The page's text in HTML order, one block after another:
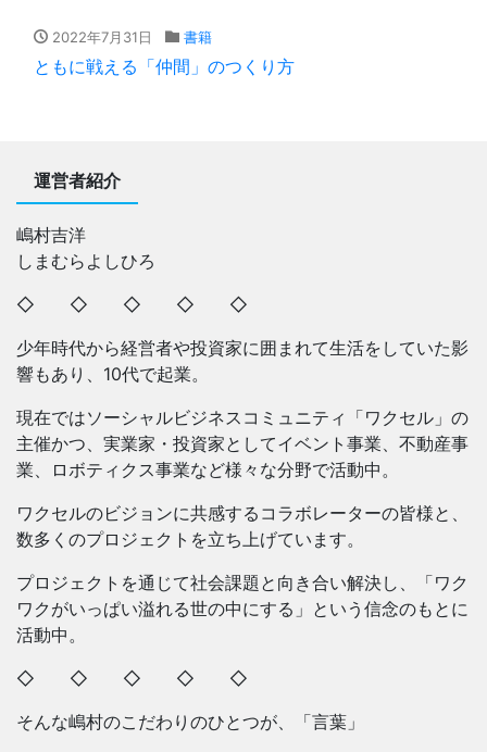
2022年7月31日 書籍
ともに戦える「仲間」のつくり方
運営者紹介
嶋村吉洋
しまむらよしひろ
◇ ◇ ◇ ◇ ◇
少年時代から経営者や投資家に囲まれて生活をしていた影
響もあり、10代で起業。
現在ではソーシャルビジネスコミュニティ「ワクセル」の
主催かつ、実業家・投資家としてイベント事業、不動産事
業、ロボティクス事業など様々な分野で活動中。
ワクセルのビジョンに共感するコラボレーターの皆様と、
数多くのプロジェクトを立ち上げています。
プロジェクトを通じて社会課題と向き合い解決し、「ワク
ワクがいっぱい溢れる世の中にする」という信念のもとに
活動中。
◇ ◇ ◇ ◇ ◇
そんな嶋村のこだわりのひとつが、「言葉」